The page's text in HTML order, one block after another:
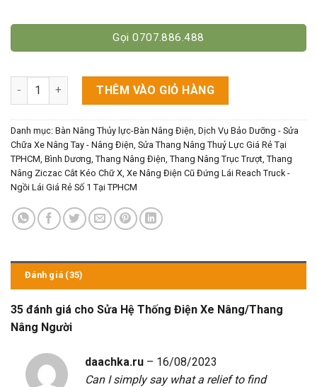
Gọi 0707.886.488
Sửa Hệ Thống Điện Xe Nâng/Thang Nâng Người số lượng
THÊM VÀO GIỎ HÀNG
Danh mục: Bàn Nâng Thủy lực-Bàn Nâng Điện Dịch Vụ Bảo Dưỡng - Sửa
Chữa Xe Nâng Tay - Nâng Điện, Sửa Thang Nâng Thuỷ Lực Giá Rẻ Tại
TPHCM, Bình Dương Thang Nâng Điện Thang Nâng Trục Trượt Thang
Nâng Ziczac Cắt Kéo Chữ X Xe Nâng Điện Cũ Đứng Lái Reach Truck -
Ngồi Lái Giá Rẻ Số 1 Tại TPHCM
Đánh giá (35)
35 đánh giá cho Sửa Hệ Thống Điện Xe Nâng/Thang
Nâng Người
daachka.ru – 16/08/2023
Can I simply say what a relief to find